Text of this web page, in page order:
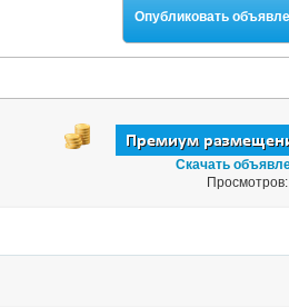
Опубликовать
Скачать